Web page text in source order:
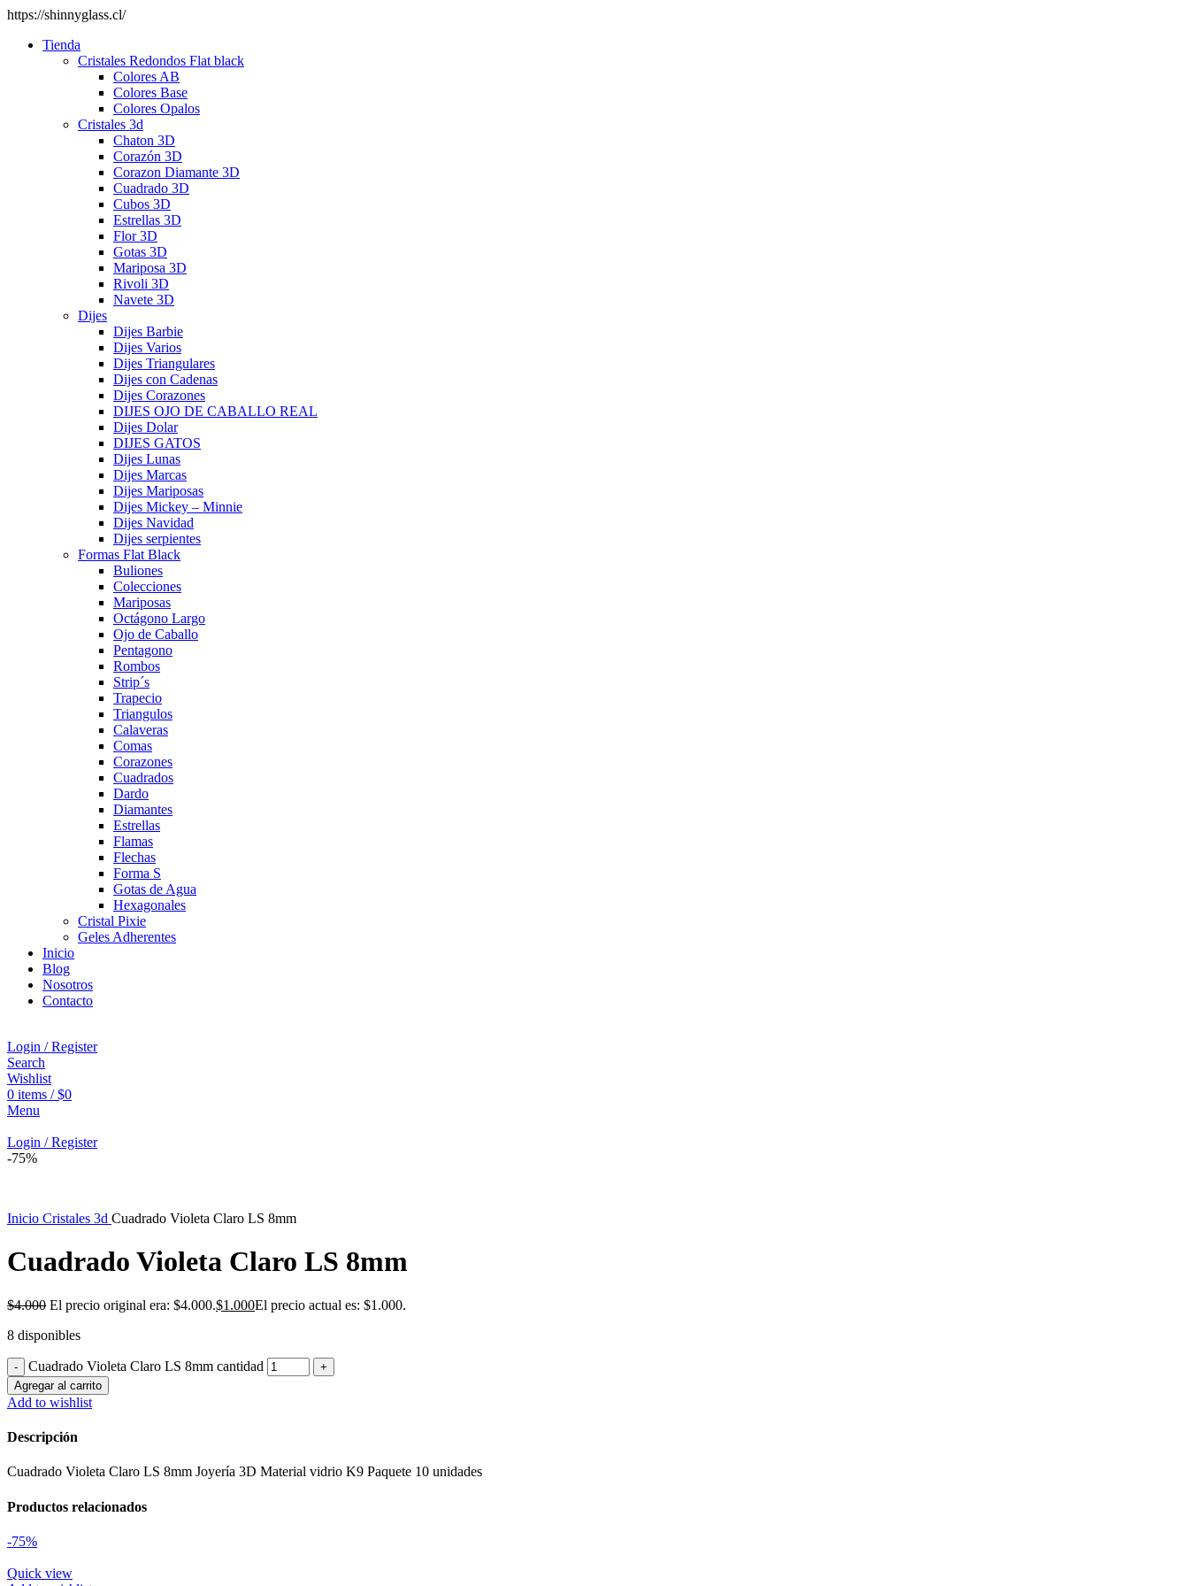
https://shinnyglass.cl/
Tienda
Cristales Redondos Flat black
Colores AB
Colores Base
Colores Opalos
Cristales 3d
Chaton 3D
Corazón 3D
Corazon Diamante 3D
Cuadrado 3D
Cubos 3D
Estrellas 3D
Flor 3D
Gotas 3D
Mariposa 3D
Rivoli 3D
Navete 3D
Dijes
Dijes Barbie
Dijes Varios
Dijes Triangulares
Dijes con Cadenas
Dijes Corazones
DIJES OJO DE CABALLO REAL
Dijes Dolar
DIJES GATOS
Dijes Lunas
Dijes Marcas
Dijes Mariposas
Dijes Mickey – Minnie
Dijes Navidad
Dijes serpientes
Formas Flat Black
Buliones
Colecciones
Mariposas
Octágono Largo
Ojo de Caballo
Pentagono
Rombos
Strip´s
Trapecio
Triangulos
Calaveras
Comas
Corazones
Cuadrados
Dardo
Diamantes
Estrellas
Flamas
Flechas
Forma S
Gotas de Agua
Hexagonales
Cristal Pixie
Geles Adherentes
Inicio
Blog
Nosotros
Contacto
Login / Register
Search
Wishlist
0 items / $0
Menu
Login / Register
-75%
Inicio Cristales 3d Cuadrado Violeta Claro LS 8mm
Cuadrado Violeta Claro LS 8mm
$4.000 El precio original era: $4.000.$1.000El precio actual es: $1.000.
8 disponibles
Cuadrado Violeta Claro LS 8mm cantidad
Agregar al carrito
Add to wishlist
Descripción
Cuadrado Violeta Claro LS 8mm Joyería 3D Material vidrio K9 Paquete 10 unidades
Productos relacionados
-75%
Quick view